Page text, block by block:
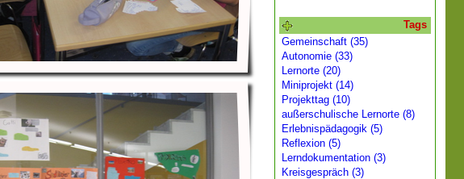
Tags
Gemeinschaft (35)
Autonomie (33)
Lernorte (20)
Miniprojekt (14)
Projekttag (10)
außerschulische Lernorte (8)
Erlebnispädagogik (5)
Reflexion (5)
Lerndokumentation (3)
Kreisgespräch (3)